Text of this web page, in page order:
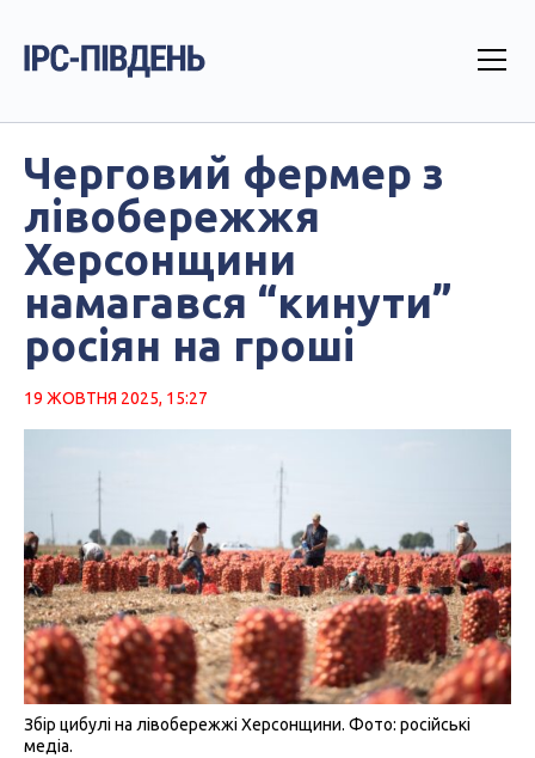
Черговий фермер з
лівобережжя
Херсонщини
намагався “кинути”
росіян на гроші
19 ЖОВТНЯ 2025, 15:27
Збір цибулі на лівобережжі Херсонщини. Фото: російські
медіа.